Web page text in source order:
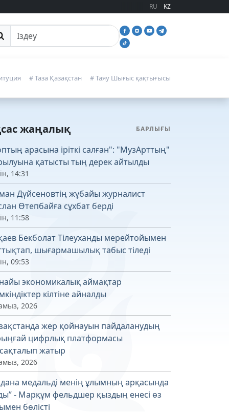
RU KZ
іздеу
# Таза Қазақстан # Таяу Шығыс қақтығысы
жаңалық БАРЛЫҒЫ
арасына іріткі салған": "МузАрттың"
қатысты тың дерек айтылды
14:31
Дүйсеновтің жұбайы журналист
Өтепбайға сұхбат берді
11:58
Бекболат Тілеуханды мерейтойымен
шығармашылық табыс тіледі
09:53
экономикалық аймақтар
кілтіне айналды
2026
жер қойнауын пайдаланудың
цифрлық платформасы
жатыр
2026
медальді менің ұлымның арқасында
- Марқұм фельдшер қыздың енесі өз
бөлісті